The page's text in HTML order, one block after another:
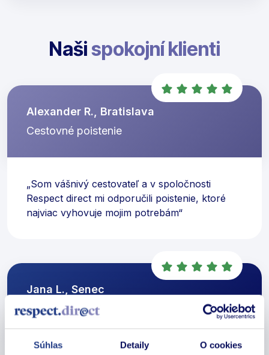
Súhlas Detaily O cookies
Alexander R., Bratislava
Cestovné poistenie
„Som vášnivý cestovateľ a v spoločnosti
Respect direct mi odporučili poistenie, ktoré
najviac vyhovuje mojim potrebám“
Našispokojní klienti
Jana L., Senec
Havarijné poistenie a PZP